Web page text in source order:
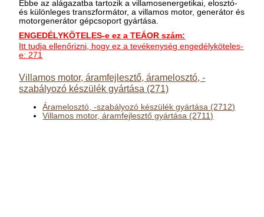
Ebbe az alágazatba tartozik a villamosenergetikai, elosztó-
és különleges transzformátor, a villamos motor, generátor és
motorgenerátor gépcsoport gyártása.
ENGEDÉLYKÖTELES-e ez a TEÁOR szám:
Itt tudja ellenőrizni, hogy ez a tevékenység engedélyköteles-
e: 271
Villamos motor, áramfejlesztő, áramelosztó, -
szabályozó készülék gyártása (271)
Áramelosztó, -szabályozó készülék gyártása (2712)
Villamos motor, áramfejlesztő gyártása (2711)